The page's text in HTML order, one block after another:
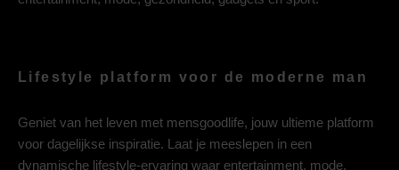
Lifestyle platform voor de moderne man
Geniet van het leven met mensgoodlife, jouw ultieme platform
voor dagelijkse inspiratie. Laat je meeslepen in een
dynamische lifestyle-ervaring waar entertainment, mode,